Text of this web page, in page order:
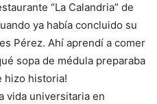
“La Calandria” de
ya había concluido su
Pérez. Ahí aprendí a comer
sopa de médula preparaba
hizo historia!
vida universitaria en